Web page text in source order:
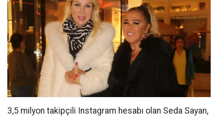
3,5 milyon takipçili Instagram hesabı olan Seda Sayan,